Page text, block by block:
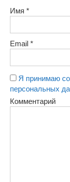
Имя *
Email *
Я принимаю
персональных
Комментарий